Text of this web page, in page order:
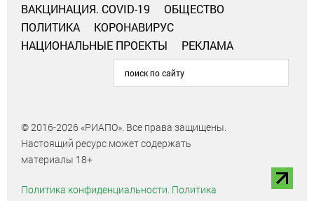
ВАКЦИНАЦИЯ. COVID-19
ОБЩЕСТВО
ПОЛИТИКА
КОРОНАВИРУС
НАЦИОНАЛЬНЫЕ ПРОЕКТЫ
РЕКЛАМА
© 2016-2026 «РИАПО». Все права защищены.
Настоящий ресурс может содержать
материалы 18+
Политика конфиденциальности. Политика